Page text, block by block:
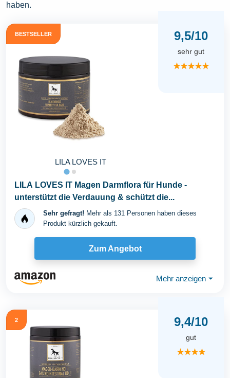
haben.
BESTSELLER
LILA LOVES IT
9,5/10
sehr gut
★★★★★
LILA LOVES IT Magen Darmflora für Hunde -
unterstützt die Verdauung & schützt die...
Sehr gefragt! Mehr als 131 Personen haben dieses
Produkt kürzlich gekauft.
Zum Angebot
Mehr anzeigen ⏷
2 9,4/10
gut
★★★★